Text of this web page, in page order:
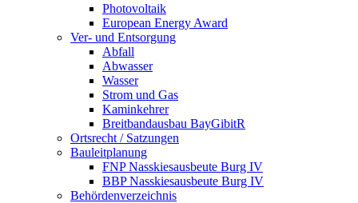
Photovoltaik
European Energy Award
Ver- und Entsorgung
Abfall
Abwasser
Wasser
Strom und Gas
Kaminkehrer
Breitbandausbau BayGibitR
Ortsrecht / Satzungen
Bauleitplanung
FNP Nasskiesausbeute Burg IV
BBP Nasskiesausbeute Burg IV
Behördenverzeichnis